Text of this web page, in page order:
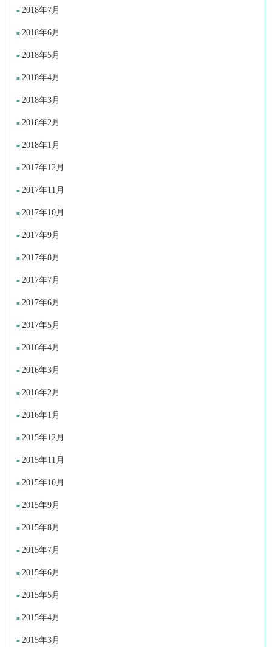
2018年7月
2018年6月
2018年5月
2018年4月
2018年3月
2018年2月
2018年1月
2017年12月
2017年11月
2017年10月
2017年9月
2017年8月
2017年7月
2017年6月
2017年5月
2016年4月
2016年3月
2016年2月
2016年1月
2015年12月
2015年11月
2015年10月
2015年9月
2015年8月
2015年7月
2015年6月
2015年5月
2015年4月
2015年3月